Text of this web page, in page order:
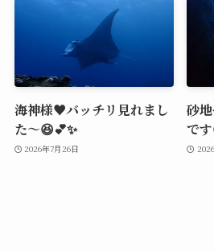
海神様♥️バッチリ見れまし
た～😆💕✨
2026年7月26日
砂
で